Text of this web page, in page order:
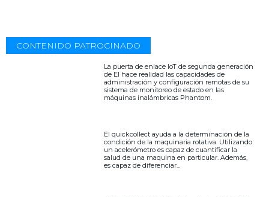
CONTENIDO PATROCINADO
La puerta de enlace IoT de segunda generación
de EI hace realidad las capacidades de
administración y configuración remotas de su
sistema de monitoreo de estado en las
máquinas inalámbricas Phantom.
El quickcollect ayuda a la determinación de la
condición de la maquinaria rotativa. Utilizando
un acelerómetro es capaz de cuantificar la
salud de una maquina en particular. Además,
es capaz de diferenciar...